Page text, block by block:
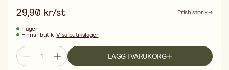
Mandala mini passar både barn och vuxna – oavsett om du vill
skapa något vackert, slappna av eller bara låta färgerna flöda.
Prova med färgpennor, tusch eller kritor och gör varje sida till ett
unikt konstverk.
• Praktisk miniformat – ca 10 × 10,5 cm
• 48 sidor att färglägga
• Rolig och kreativ paus i vardagen
29,90 kr/st
Prishistorik
I lager
Finns i butik Visa butikslager
LÄGG I VARUKORG